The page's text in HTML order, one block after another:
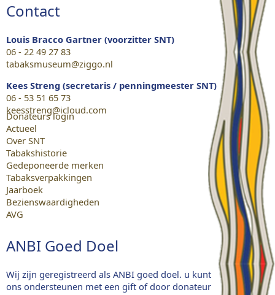
Contact
Louis Bracco Gartner (voorzitter SNT)
06 - 22 49 27 83
tabaksmuseum@ziggo.nl
Kees Streng (secretaris / penningmeester SNT)
06 - 53 51 65 73
keesstreng@icloud.com
Donateurs login
Actueel
Over SNT
Tabakshistorie
Gedeponeerde merken
Tabaksverpakkingen
Jaarboek
Bezienswaardigheden
AVG
ANBI Goed Doel
Wij zijn geregistreerd als ANBI goed doel. u kunt
ons ondersteunen met een gift of door donateur